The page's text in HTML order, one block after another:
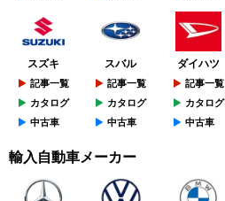
スズキ
記事一覧
カタログ
中古車
スバル
記事一覧
カタログ
中古車
ダイハツ
記事一覧
カタログ
中古車
輸入自動車メーカー